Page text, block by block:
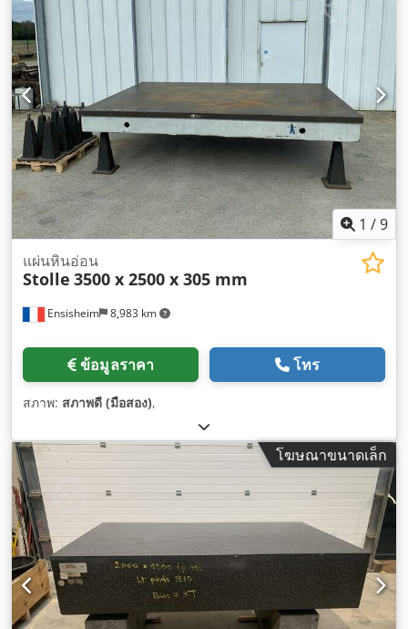
1 /9
Ensisheim 8,983 km
แผ่นหินอ่อน
Stolle 3500 x 2500 x 305 mm
ข้อมูลราคา โทร
สภาพ: สภาพดี (มือสอง),
โฆษณาขนาดเล็ก